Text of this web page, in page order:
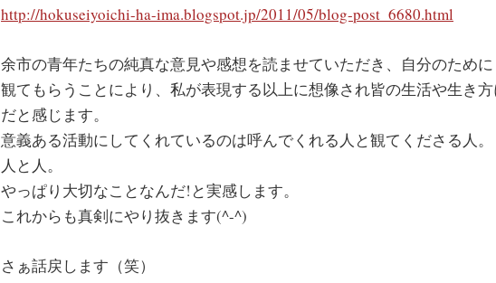
http://hokuseiyoichi-ha-ima.blogspot.jp/2011/05/blog-post_6680.html
余市の青年たちの純真な意見や感想を読ませていただき、自分のため
観てもらうことにより、私が表現する以上に想像され皆の生活や生き
だと感じます。
意義ある活動にしてくれているのは呼んでくれる人と観てくださる人。
人と人。
やっぱり大切なことなんだ!と実感します。
これからも真剣にやり抜きます(^-^)
さぁ話戻します（笑）